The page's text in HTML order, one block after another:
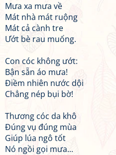
Mưa xa mưa về
Mát nhà mát ruộng
Mát cả cành tre
Ướt bè rau muống.
Con cóc không ướt:
Bận sẵn áo mưa!
Điềm nhiên nước dội
Chẳng nép bụi bờ!
Thương cóc da khô
Đúng vụ đúng mùa
Giúp lúa ngô tốt
Nó ngồi gọi mưa...